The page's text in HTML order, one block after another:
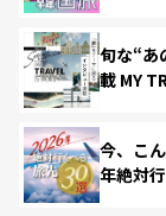
旬な“あ
載 MY
今、こ
年絶対